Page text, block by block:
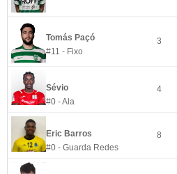
Tomás Paçó
#11 - Fixo
3
Sévio
#0 - Ala
4
Eric Barros
#0 - Guarda Redes
8